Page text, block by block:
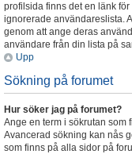
profilsida finns det en länk
ignorerade användareslista.
genom att ange deras
användare från din lista på
Upp
Sökning på forumet
Hur söker jag på forumet?
Ange en term i sökrutan som
Avancerad sökning kan nås
som finns på alla sidor på